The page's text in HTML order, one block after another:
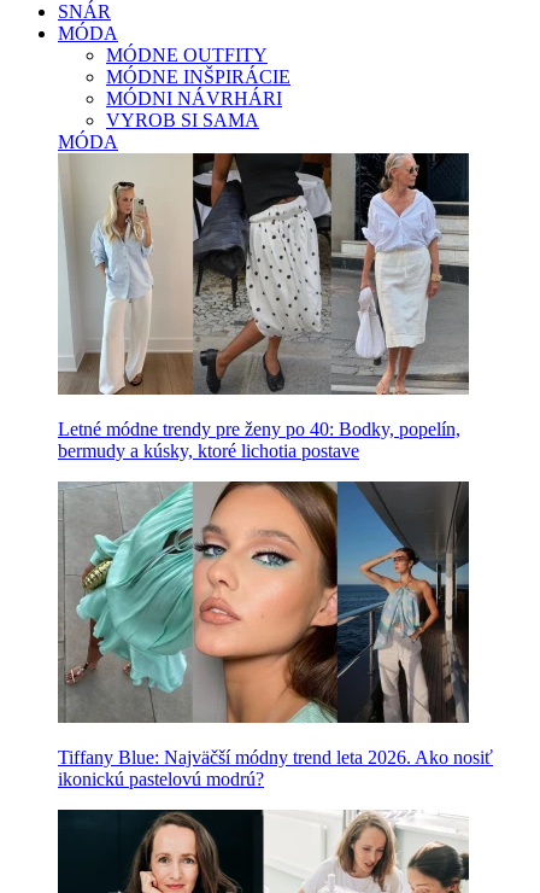
SNÁR
MÓDA
MÓDNE OUTFITY
MÓDNE INŠPIRÁCIE
MÓDNI NÁVRHÁRI
VYROB SI SAMA
MÓDA
Letné módne trendy pre ženy po 40: Bodky, popelín,
bermudy a kúsky, ktoré lichotia postave
Tiffany Blue: Najväčší módny trend leta 2026. Ako nosiť
ikonickú pastelovú modrú?